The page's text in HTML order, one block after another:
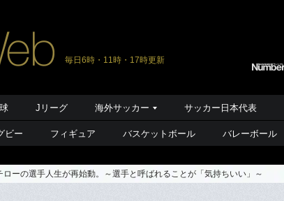
毎日6時・11時・17時更新
Jリーグ 海外サッカー サッカー日本代表
ビー フィギュア バスケットボール バレーボール
ーの選手人生が再始動。～選手と呼ばれることが「気持ちいい」～